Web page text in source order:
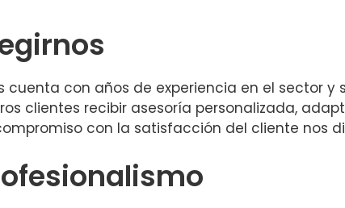
cuenta con años de experiencia en el sector
clientes recibir asesoría personalizada,
con la satisfacción del cliente nos